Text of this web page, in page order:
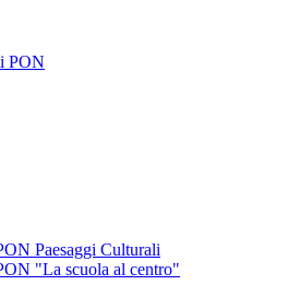
PON
Paesaggi Culturali
"La scuola al centro"